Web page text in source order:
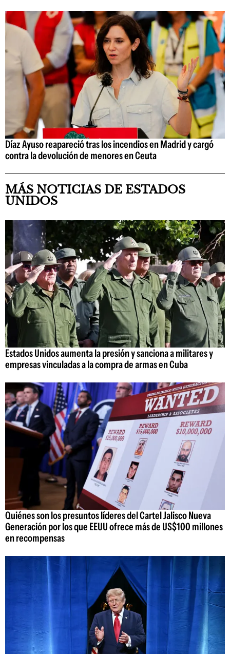
Díaz Ayuso reapareció tras los incendios en Madrid y cargó
contra la devolución de menores en Ceuta
MÁS NOTICIAS DE ESTADOS
UNIDOS
Estados Unidos aumenta la presión y sanciona a militares y
empresas vinculadas a la compra de armas en Cuba
Quiénes son los presuntos líderes del Cartel Jalisco Nueva
Generación por los que EEUU ofrece más de US$100 millones
en recompensas